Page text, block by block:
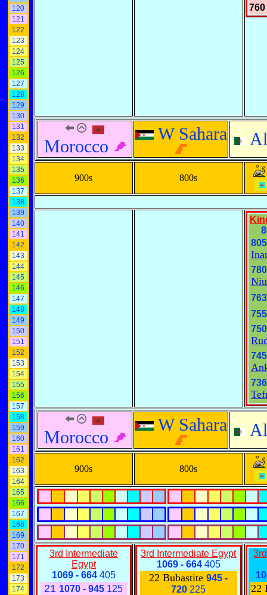
120
121
122
123
124
125
126
127
128
129
130
131
132
133
134
135
136
137
138
139
140
141
142
143
144
145
146
147
148
149
150
151
152
153
154
155
156
157
158
159
160
161
162
163
164
165
166
167
168
169
170
171
172
173
174
760
Morocco
W Sahara
900s 800s
Morocco
W Sahara
900s 800s
3rd Intermediate
Egypt
1069 - 664 405
21 1070 - 945 125
3rd Intermediate Egypt
1069 - 664 405
22 Bubastite945 -
720 225
22